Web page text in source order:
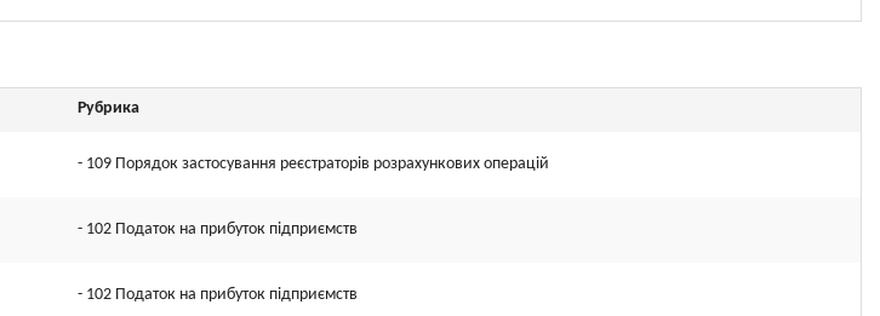
Рубрика
- 109 Порядок застосування реєстраторів розрахункових операцій
- 102 Податок на прибуток підприємств
- 102 Податок на прибуток підприємств